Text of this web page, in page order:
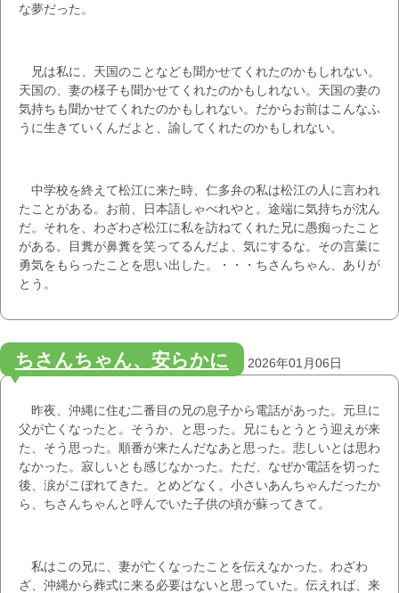
な夢だった。
兄は私に、天国のことなども聞かせてくれたのかもしれない。
天国の、妻の様子も聞かせてくれたのかもしれない。天国の妻の
気持ちも聞かせてくれたのかもしれない。だからお前はこんなふ
うに生きていくんだよと、諭してくれたのかもしれない。
中学校を終えて松江に来た時、仁多弁の私は松江の人に言われ
たことがある。お前、日本語しゃべれやと。途端に気持ちが沈ん
だ。それを、わざわざ松江に私を訪ねてくれた兄に愚痴ったこと
がある。目糞が鼻糞を笑ってるんだよ、気にするな。その言葉に
勇気をもらったことを思い出した。・・・ちさんちゃん、ありが
とう。
ちさんちゃん、安らかに 2026年01月06日
昨夜、沖縄に住む二番目の兄の息子から電話があった。元旦に
父が亡くなったと。そうか、と思った。兄にもとうとう迎えが来
た、そう思った。順番が来たんだなあと思った。悲しいとは思わ
なかった。寂しいとも感じなかった。ただ、なぜか電話を切った
後、涙がこぼれてきた。とめどなく。小さいあんちゃんだったか
ら、ちさんちゃんと呼んでいた子供の頃が蘇ってきて。
私はこの兄に、妻が亡くなったことを伝えなかった。わざわ
ざ、沖縄から葬式に来る必要はないと思っていた。伝えれば、来